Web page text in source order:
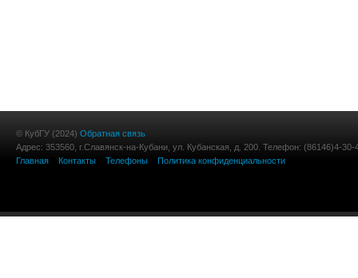
© КубГУ (2024) Обратная связь
Адрес: 353560, г.Славянск-на-Кубани, ул. Кубанская, д. 200. Телефон: (86146)4-30-
Главная
Контакты Телефоны Политика конфиденциальности